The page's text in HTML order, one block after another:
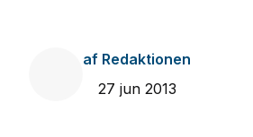
af Redaktionen
27 jun 2013